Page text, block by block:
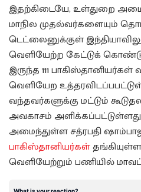
இதற்கிடையே, உள்துறை
மாநில முதல்வர்களையும்
டெட்லைனுக்குள்
வெளியேற்ற கேட்டுக்
இருந்த 111 பாகிஸ்தானியர்கள்
வெளியேற
வந்தவர்களுக்கு மட்டும்
அவகாசம்
அமைந்துள்ள சத்ரபதி
பாகிஸ்தானியர்கள்
வெளியேற்றும் பணியில்